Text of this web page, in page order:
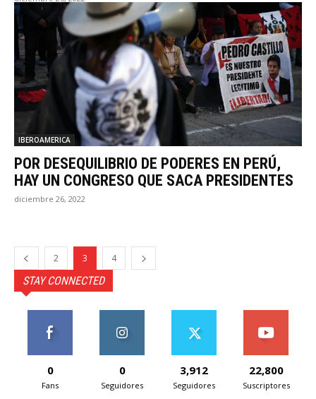
IBEROAMERICA
POR DESEQUILIBRIO DE PODERES EN PERÚ,
HAY UN CONGRESO QUE SACA PRESIDENTES
diciembre 26, 2022
2 3 4
STAY CONNECTED
0
Fans
0
Seguidores
3,912
Seguidores
22,800
Suscriptores